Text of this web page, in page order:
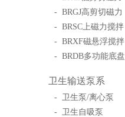
- BRGJ高剪切磁力
- BRSC上磁力搅拌
- BRXF磁悬浮搅拌
- BRDB多功能底盘
卫生输送泵系
- 卫生泵/离心泵
- 卫生自吸泵